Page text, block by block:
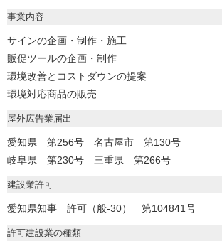
事業内容
サインの企画・制作・施工
販促ツールの企画・制作
環境改善とコストダウンの提案
環境対応商品の販売
屋外広告業届出
愛知県 第256号 名古屋市 第130号
岐阜県 第230号 三重県 第266号
建設業許可
愛知県知事 許可（般-30） 第104841号
許可建設業の種類